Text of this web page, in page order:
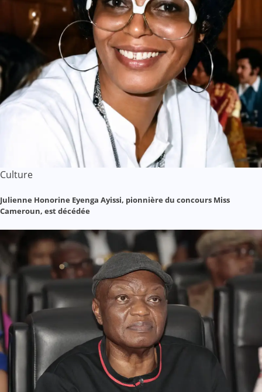
Culture
Julienne Honorine Eyenga Ayissi, pionnière du concours Miss
Cameroun, est décédée